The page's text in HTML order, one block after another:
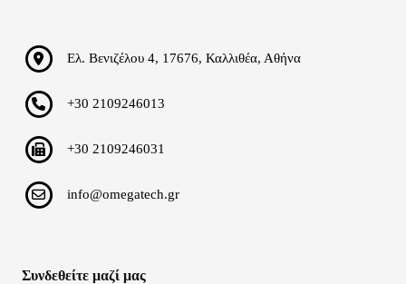
Ελ. Βενιζέλου 4, 17676, Καλλιθέα, Αθήνα
+30 2109246013
+30 2109246031
info@omegatech.gr
Συνδεθείτε μαζί μας